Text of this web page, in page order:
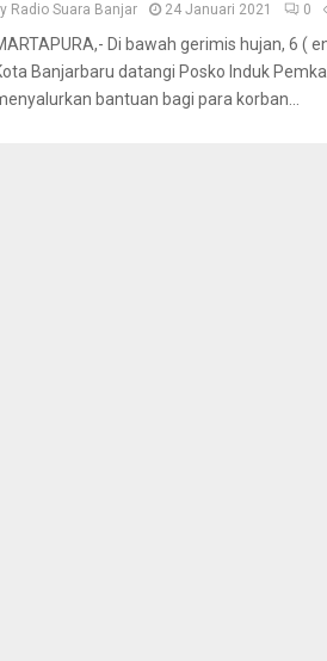
Radio Suara Banjar 24 Januari 2021 0
Di bawah gerimis hujan, 6 (
Banjarbaru datangi Posko Induk
bantuan bagi para korban...